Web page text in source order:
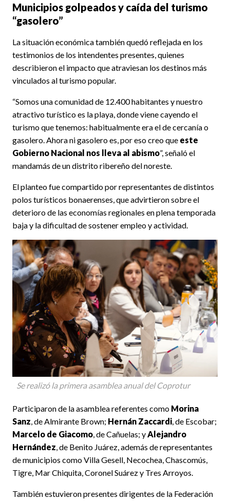
Municipios golpeados y caída del turismo
“gasolero”
La situación económica también quedó reflejada en los
testimonios de los intendentes presentes, quienes
describieron el impacto que atraviesan los destinos más
vinculados al turismo popular.
“Somos una comunidad de 12.400 habitantes y nuestro
atractivo turístico es la playa, donde viene cayendo el
turismo que tenemos: habitualmente era el de cercanía o
gasolero. Ahora ni gasolero es, por eso creo que este
Gobierno Nacional nos lleva al abismo”, señaló el
mandamás de un distrito ribereño del noreste.
El planteo fue compartido por representantes de distintos
polos turísticos bonaerenses, que advirtieron sobre el
deterioro de las economías regionales en plena temporada
baja y la dificultad de sostener empleo y actividad.
Se realizó la primera asamblea anual del Coprotur
Participaron de la asamblea referentes como Morina
Sanz, de Almirante Brown; Hernán Zaccardi, de Escobar;
Marcelo de Giacomo, de Cañuelas; yAlejandro
Hernández, de Benito Juárez, además de representantes
de municipios como Villa Gesell, Necochea, Chascomús,
Tigre, Mar Chiquita, Coronel Suárez y Tres Arroyos.
También estuvieron presentes dirigentes de la Federación